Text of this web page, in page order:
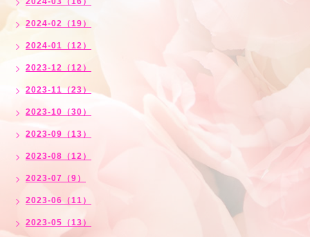
2024-02（19）
2024-01（12）
2023-12（12）
2023-11（23）
2023-10（30）
2023-09（13）
2023-08（12）
2023-07（9）
2023-06（11）
2023-05（13）